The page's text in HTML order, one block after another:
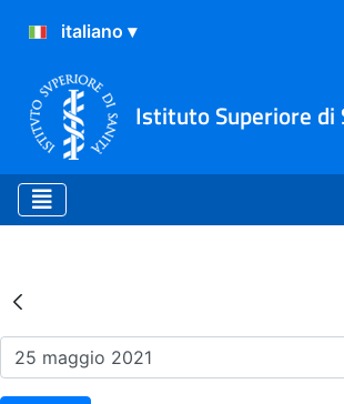
Istituto Superiore di
Risultati della